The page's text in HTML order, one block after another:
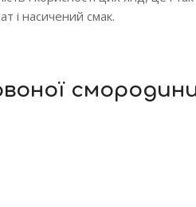
і насичений смак.